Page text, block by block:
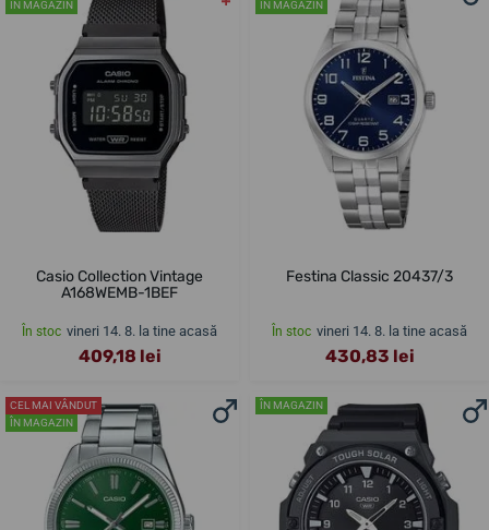
ÎN MAGAZIN
Casio Collection Vintage
A168WEMB-1BEF
În stoc vineri 14. 8. la tine acasă
409,18 lei
ÎN MAGAZIN
Festina Classic 20437/3
În stoc vineri 14. 8. la tine acasă
430,83 lei
CEL MAI VÂNDUT
ÎN MAGAZIN
ÎN MAGAZIN